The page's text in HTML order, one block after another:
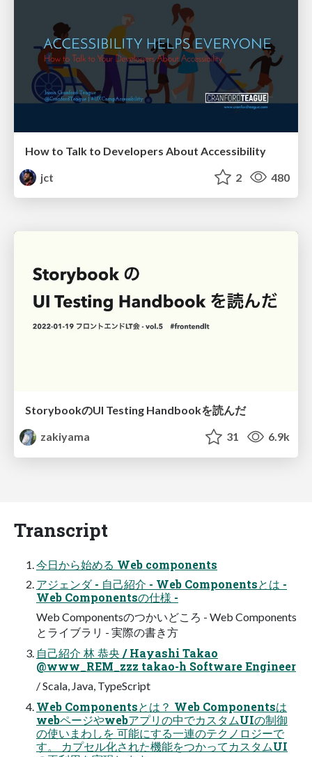
How to Talk to Developers About Accessibility
jct
2 480
StorybookのUI Testing Handbookを読んだ
zakiyama
31 6.9k
Transcript
今日から始める Web components
アジェンダ - 自己紹介 - Web Componentsとは -
Web Componentsの仕様 -
Web Componentsのつかいどころ - Web Components
とライブラリ - 実際の書き方
自己紹介 林 恭央 / Hayashi Takao
@www_REM_zzz takao-h Software Engineer
/ Scala, Java, TypeScript
Web Componentsとは？ Web Componentsは
webページやwebアプリの中でカスタムUIの制御
の使いまわしを 可能にする一連のテクノロジーで
す。 カプセル化された機能をつかってカスタムUI